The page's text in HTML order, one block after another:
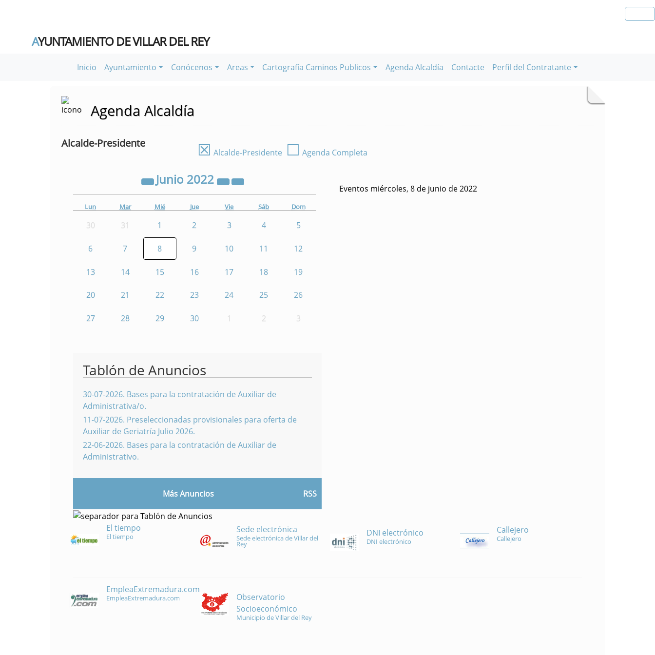
AYUNTAMIENTO DE VILLAR DEL REY
Inicio Ayuntamiento Conócenos Areas Cartografía Caminos Publicos Agenda Alcaldía Contacte Perfil del Contratante
Agenda Alcaldía
Alcalde-Presidente ☒ Alcalde-Presidente ☐ Agenda Completa
Junio 2022
Lun Mar Mié Jue Vie Sáb Dom
30 31 1 2 3 4 5
6 7 8 9 10 11 12
13 14 15 16 17 18 19
20 21 22 23 24 25 26
27 28 29 30 1 2 3
Eventos miércoles, 8 de junio de 2022
Tablón de Anuncios
30-07-2026. Bases para la contratación de Auxiliar de
Administrativa/o.
11-07-2026. Preseleccionadas provisionales para oferta de
Auxiliar de Geriatría Julio 2026.
22-06-2026. Bases para la contratación de Auxiliar de
Administrativo.
Más Anuncios RSS
El tiempo
El tiempo
Sede electrónica
Sede electrónica de Villar del
Rey
DNI electrónico
DNI electrónico
Callejero
Callejero
EmpleaExtremadura.com
EmpleaExtremadura.com
Observatorio
Socioeconómico
Municipio de Villar del Rey